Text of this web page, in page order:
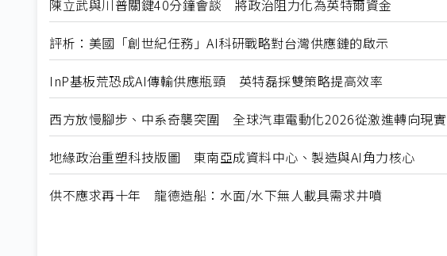
陳立武與川普關鍵40分鐘會談 將政治阻力化為英特爾資金
評析：美國「創世紀任務」AI科研戰略對台灣供應鏈的啟示
InP基板荒恐成AI傳輸供應瓶頸 英特磊採雙策略提高效率
西方放慢腳步、中系奇襲突圍 全球汽車電動化2026從激進轉向現實
地緣政治重塑科技版圖 東南亞成資料中心、製造與AI角力核心
供不應求再十年 龍德造船：水面/水下無人載具需求井噴